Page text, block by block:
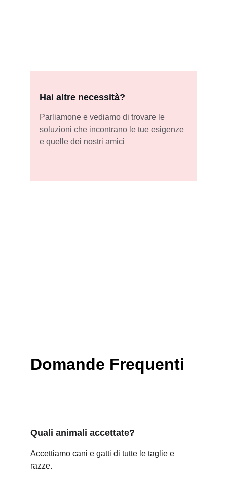
Hai altre necessità?
Parliamone e vediamo di trovare le
soluzioni che incontrano le tue esigenze
e quelle dei nostri amici
Domande Frequenti
Quali animali accettate?
Accettiamo cani e gatti di tutte le taglie e
razze.